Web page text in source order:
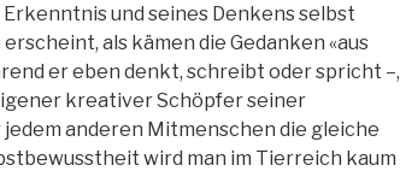
und seines Denkens selbst
als kämen die Gedanken «aus
er eben denkt, schreibt oder spricht –,
kreativer Schöpfer seiner
anderen Mitmenschen die gleiche
wird man im Tierreich kaum